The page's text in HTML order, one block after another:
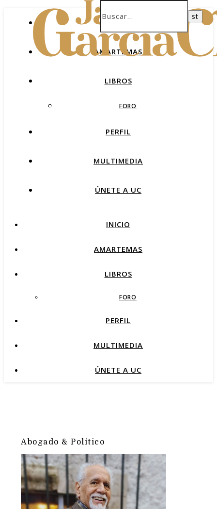
AMARTEMAS
LIBROS
FORO
PERFIL
MULTIMEDIA
ÚNETE A UC
INICIO
AMARTEMAS
LIBROS
FORO
PERFIL
MULTIMEDIA
ÚNETE A UC
Abogado & Político